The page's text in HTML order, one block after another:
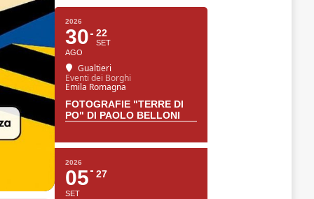
2026
30
AGO
22
SET
Gualtieri
Eventi dei Borghi
Emila Romagna
FOTOGRAFIE "TERRE DI
PO" DI PAOLO BELLONI
2026
05
SET
27